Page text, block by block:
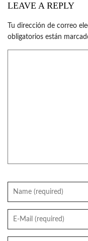
LEAVE A REPLY
Tu dirección de correo
obligatorios están